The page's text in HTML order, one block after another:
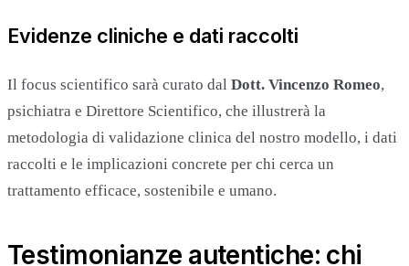
Evidenze cliniche e dati raccolti
Il focus scientifico sarà curato dal Dott. Vincenzo Romeo,
psichiatra e Direttore Scientifico, che illustrerà la
metodologia di validazione clinica del nostro modello, i dati
raccolti e le implicazioni concrete per chi cerca un
trattamento efficace, sostenibile e umano.
Testimonianze autentiche: chi